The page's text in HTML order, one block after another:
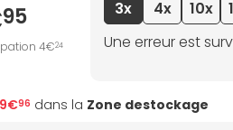
95
4€24
3x 4x 10x
Une erreur est
96 dans la Zone destockage